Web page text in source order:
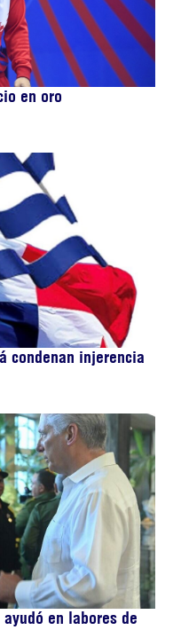
en oro
condenan injerencia
en labores de